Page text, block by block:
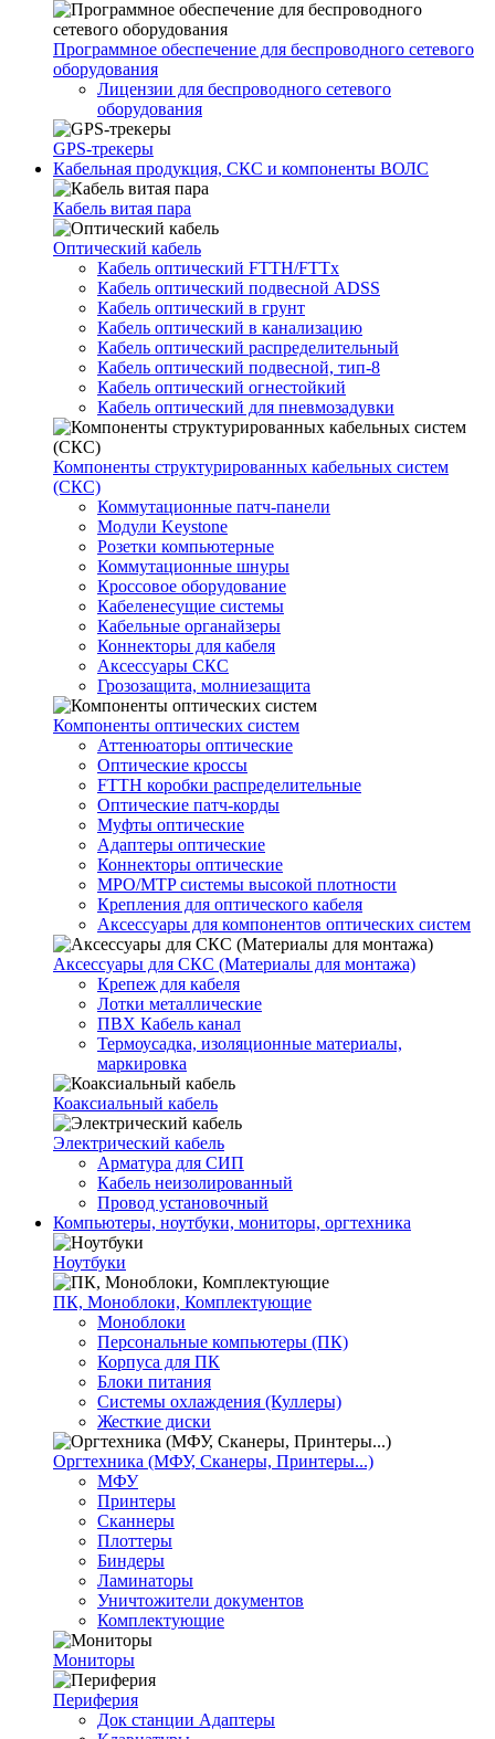
Программное обеспечение для беспроводного сетевого
оборудования
Лицензии для беспроводного сетевого
оборудования
GPS-трекеры
Кабельная продукция, СКС и компоненты ВОЛС
Кабель витая пара
Оптический кабель
Кабель оптический FTTH/FTTx
Кабель оптический подвесной ADSS
Кабель оптический в грунт
Кабель оптический в канализацию
Кабель оптический распределительный
Кабель оптический подвесной, тип-8
Кабель оптический огнестойкий
Кабель оптический для пневмозадувки
Компоненты структурированных кабельных систем
(СКС)
Коммутационные патч-панели
Модули Keystone
Розетки компьютерные
Коммутационные шнуры
Кроссовое оборудование
Кабеленесущие системы
Кабельные органайзеры
Коннекторы для кабеля
Аксессуары СКС
Грозозащита, молниезащита
Компоненты оптических систем
Аттенюаторы оптические
Оптические кроссы
FTTH коробки распределительные
Оптические патч-корды
Муфты оптические
Адаптеры оптические
Коннекторы оптические
MPO/MTP системы высокой плотности
Крепления для оптического кабеля
Аксессуары для компонентов оптических систем
Аксессуары для СКС (Материалы для монтажа)
Крепеж для кабеля
Лотки металлические
ПВХ Кабель канал
Термоусадка, изоляционные материалы,
маркировка
Коаксиальный кабель
Электрический кабель
Арматура для СИП
Кабель неизолированный
Провод установочный
Компьютеры, ноутбуки, мониторы, оргтехника
Ноутбуки
ПК, Моноблоки, Комплектующие
Моноблоки
Персональные компьютеры (ПК)
Корпуса для ПК
Блоки питания
Системы охлаждения (Куллеры)
Жесткие диски
Оргтехника (МФУ, Сканеры, Принтеры...)
МФУ
Принтеры
Сканнеры
Плоттеры
Биндеры
Ламинаторы
Уничтожители документов
Комплектующие
Мониторы
Периферия
Док станции Адаптеры